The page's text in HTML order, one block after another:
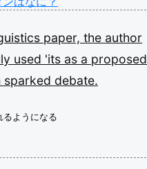
paper, the author
used 'its as a proposed
sparked debate.
るようになる